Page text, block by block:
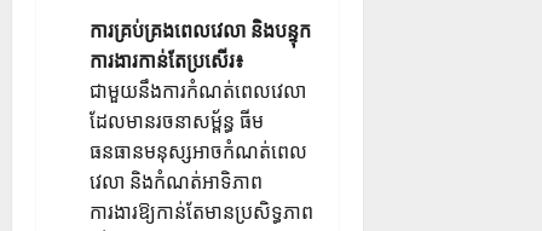
ការគ្រប់គ្រងពេលវេលា និងបន្ទុក
ការងារកាន់តែប្រសើរ៖
ជាមួយនឹងការកំណត់ពេលវេលា
ដែលមានរចនាសម្ព័ន្ធ ធីម
ធនធានមនុស្សអាចកំណត់ពេល
វេលា និងកំណត់អាទិភាព
ការងារឱ្យកាន់តែមានប្រសិទ្ធភាព